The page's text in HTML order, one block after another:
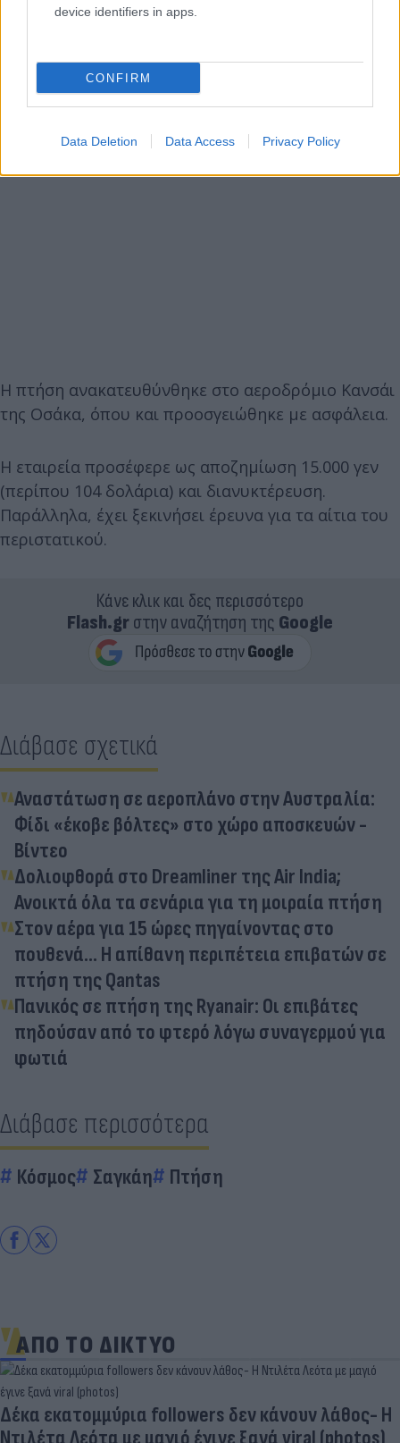
device identifiers in apps.
CONFIRM
Data Deletion Data Access Privacy Policy
Η πτήση ανακατευθύνθηκε στο αεροδρόμιο Κανσάι
της Οσάκα, όπου και προοσγειώθηκε με ασφάλεια.
Η εταιρεία προσέφερε ως αποζημίωση 15.000 γεν
(περίπου 104 δολάρια) και διανυκτέρευση.
Παράλληλα, έχει ξεκινήσει έρευνα για τα αίτια του
περιστατικού.
Κάνε κλικ και δες περισσότερο
Flash.grστην αναζήτηση της Google
Διάβασε σχετικά
Αναστάτωση σε αεροπλάνο στην Αυστραλία:
Φίδι «έκοβε βόλτες» στο χώρο αποσκευών -
Βίντεο
Δολιοφθορά στο Dreamliner της Air India;
Ανοικτά όλα τα σενάρια για τη μοιραία πτήση
Στον αέρα για 15 ώρες πηγαίνοντας στο
πουθενά... Η απίθανη περιπέτεια επιβατών σε
πτήση της Qantas
Πανικός σε πτήση της Ryanair: Οι επιβάτες
πηδούσαν από το φτερό λόγω συναγερμού για
φωτιά
Διάβασε περισσότερα
Κόσμος Σαγκάη Πτήση
ΑΠΟ ΤΟ ΔΙΚΤΥΟ
Δέκα εκατομμύρια followers δεν κάνουν λάθος- Η
Ντιλέτα Λεότα με μαγιό έγινε ξανά viral (photos)